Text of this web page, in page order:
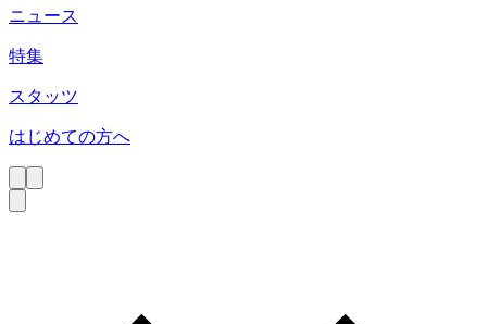
ニュース
特集
スタッツ
はじめての方へ